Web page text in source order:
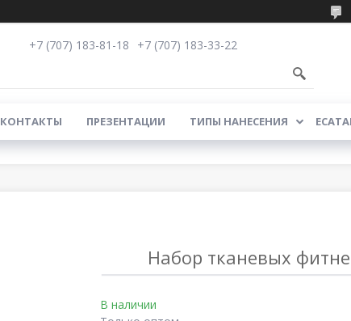
+7 (707) 183-81-18
+7 (707) 183-33-22
КОНТАКТЫ ПРЕЗЕНТАЦИИ ТИПЫ НАНЕСЕНИЯ
Набор тканевых
В наличии